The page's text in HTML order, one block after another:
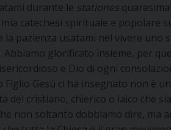
durante le stationes
catechesi spirituale e popolare
la pazienza usatami nel vivere uno
glorificato insieme, per
e Dio di ogni
Gesù ci ha insegnato non è
del cristiano, chierico o laico che
non soltanto dobbiamo dire, ma